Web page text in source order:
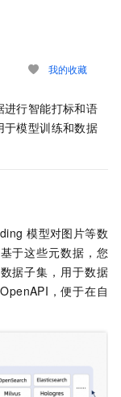
我的收藏
进行智能打标和语
于模型训练和数据
模型对图片等数
于这些元数据，您
据子集，用于数据
，便于在自